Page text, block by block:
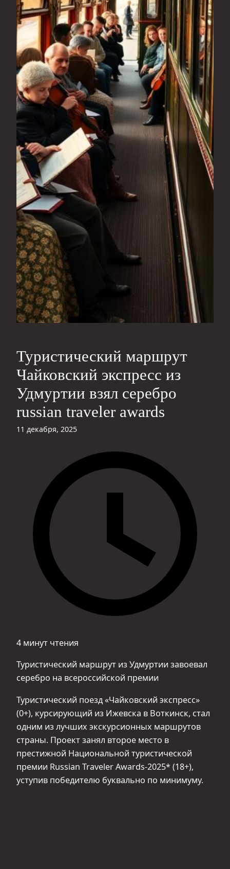
Туристический маршрут
Чайковский экспресс из
Удмуртии взял серебро
russian traveler awards
11 декабря, 2025
4 минут чтения
Туристический маршрут из Удмуртии завоевал
серебро на всероссийской премии
Туристический поезд «Чайковский экспресс»
(0+), курсирующий из Ижевска в Воткинск, стал
одним из лучших экскурсионных маршрутов
страны. Проект занял второе место в
престижной Национальной туристической
премии Russian Traveler Awards-2025* (18+),
уступив победителю буквально по минимуму.